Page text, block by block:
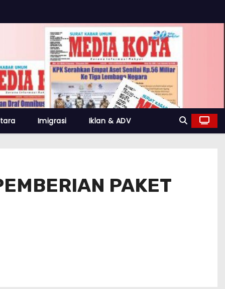
Imigrasi Iklan & ADV
PAKET